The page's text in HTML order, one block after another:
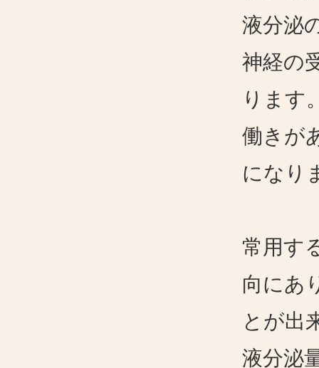
液分泌
神経の
ります
働きが
になり
常用す
向にあ
とが出
液分泌